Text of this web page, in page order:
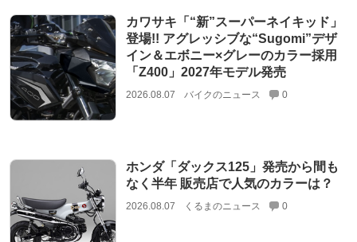
カワサキ「“新”スーパーネイキッド」
登場!! アグレッシブな“Sugomi”デザ
イン＆エボニー×グレーのカラー採用
「Z400」2027年モデル発売
2026.08.07 バイクのニュース 0
ホンダ「ダックス125」発売から間も
なく半年 販売店で人気のカラーは？
2026.08.07 くるまのニュース 0